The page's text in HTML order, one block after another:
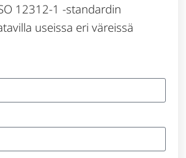
12312-1 -standardin
useissa eri väreissä